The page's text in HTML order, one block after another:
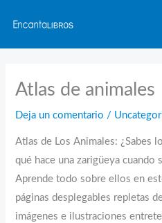
contenido
Atlas de animales
Deja un comentario /
Atlas de Los Animales: ¿Sabes
qué hace una zarigüeya cuando
Aprende todo sobre ellos en
páginas desplegables repletas
imágenes e ilustraciones